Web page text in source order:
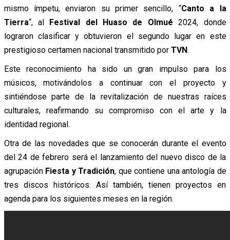
mismo ímpetu, enviaron su primer sencillo, “Canto a la
Tierra“, al Festival del Huaso de Olmué 2024, donde
lograron clasificar y obtuvieron el segundo lugar en este
prestigioso certamen nacional transmitido por TVN.
Este reconocimiento ha sido un gran impulso para los
músicos, motivándolos a continuar con el proyecto y
sintiéndose parte de la revitalización de nuestras raíces
culturales, reafirmando su compromiso con el arte y la
identidad regional.
Otra de las novedades que se conocerán durante el evento
del 24 de febrero será el lanzamiento del nuevo disco de la
agrupación Fiesta y Tradición, que contiene una antología de
tres discos históricos. Así también, tienen proyectos en
agenda para los siguientes meses en la región.